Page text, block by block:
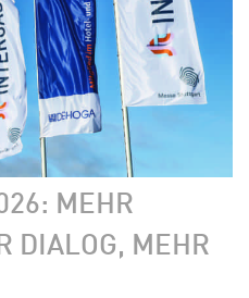
MEHR
DIALOG, MEHR